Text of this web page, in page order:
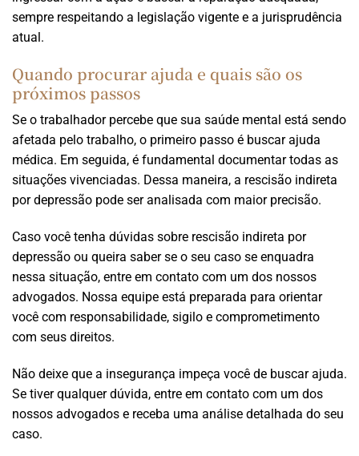
sempre respeitando a legislação vigente e a jurisprudência
atual.
Quando procurar ajuda e quais são os
próximos passos
Se o trabalhador percebe que sua saúde mental está sendo
afetada pelo trabalho, o primeiro passo é buscar ajuda
médica. Em seguida, é fundamental documentar todas as
situações vivenciadas. Dessa maneira, a rescisão indireta
por depressão pode ser analisada com maior precisão.
Caso você tenha dúvidas sobre rescisão indireta por
depressão ou queira saber se o seu caso se enquadra
nessa situação, entre em contato com um dos nossos
advogados. Nossa equipe está preparada para orientar
você com responsabilidade, sigilo e comprometimento
com seus direitos.
Não deixe que a insegurança impeça você de buscar ajuda.
Se tiver qualquer dúvida, entre em contato com um dos
nossos advogados e receba uma análise detalhada do seu
caso.